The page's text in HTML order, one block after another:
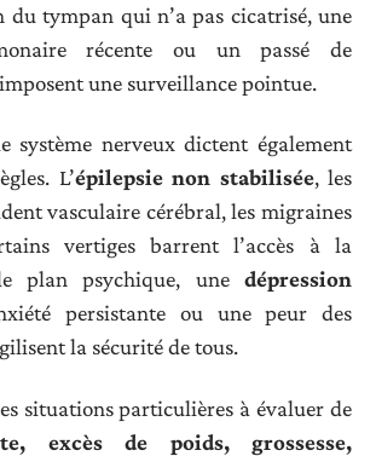
du tympan qui n’a pas cicatrisé, une
récente ou un passé de
une surveillance pointue.
système nerveux dictent également
L’épilepsie non stabilisée, les
vasculaire cérébral, les migraines
vertiges barrent l’accès à la
plan psychique, une dépression
persistante ou une peur des
la sécurité de tous.
situations particulières à évaluer de
excès de poids, grossesse,